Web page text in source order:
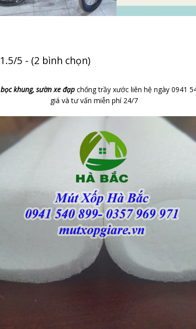
1.5/5 - (2 bình chọn)
khung, sườn xe đạpchống trầy xước liên hệ ngày 0941
giá và tư vấn miễn phí 24/7